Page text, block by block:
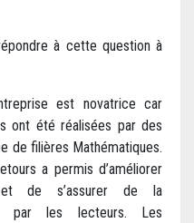
à cette question à
est novatrice car
ont été réalisées par des
de filières Mathématiques.
a permis d’améliorer
et de s’assurer de la
par les lecteurs. Les